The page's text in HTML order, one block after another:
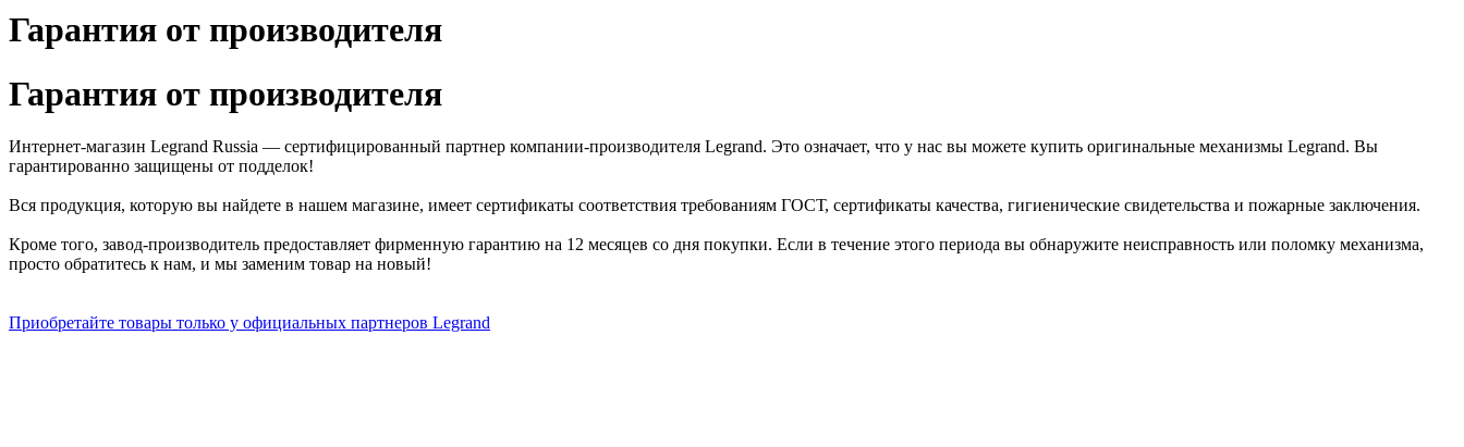
Гарантия от производителя
Гарантия от производителя
Интернет-магазин Legrand Russia — сертифицированный партнер компании-производителя Legrand. Это означает, что у нас вы можете купить оригинальные механизмы Legrand. Вы
гарантированно защищены от подделок!
Вся продукция, которую вы найдете в нашем магазине, имеет сертификаты соответствия требованиям ГОСТ, сертификаты качества, гигиенические свидетельства и пожарные заключения.
Кроме того, завод-производитель предоставляет фирменную гарантию на 12 месяцев со дня покупки. Если в течение этого периода вы обнаружите неисправность или поломку механизма,
просто обратитесь к нам, и мы заменим товар на новый!
Приобретайте товары только у официальных партнеров Legrand